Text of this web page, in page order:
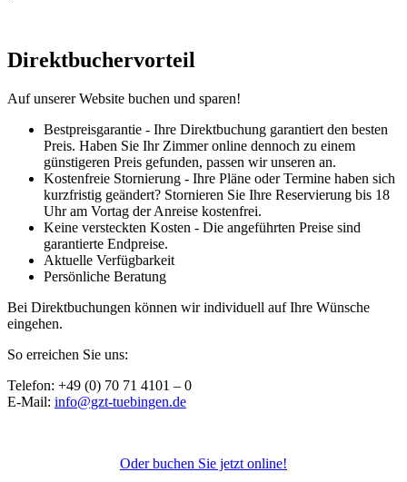
Direktbuchervorteil
Auf unserer Website buchen und sparen!
Bestpreisgarantie - Ihre Direktbuchung garantiert den besten
Preis. Haben Sie Ihr Zimmer online dennoch zu einem
günstigeren Preis gefunden, passen wir unseren an.
Kostenfreie Stornierung - Ihre Pläne oder Termine haben sich
kurzfristig geändert? Stornieren Sie Ihre Reservierung bis 18
Uhr am Vortag der Anreise kostenfrei.
Keine versteckten Kosten - Die angeführten Preise sind
garantierte Endpreise.
Aktuelle Verfügbarkeit
Persönliche Beratung
Bei Direktbuchungen können wir individuell auf Ihre Wünsche
eingehen.
So erreichen Sie uns:
Telefon: +49 (0) 70 71 4101 – 0
E-Mail: info@gzt-tuebingen.de
Oder buchen Sie jetzt online!